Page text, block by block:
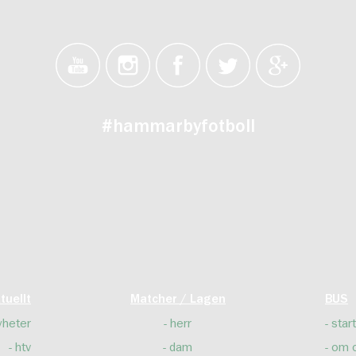
#hammarbyfotboll
htv
Matcher / Lagen
herr
dam
BUS
start
om